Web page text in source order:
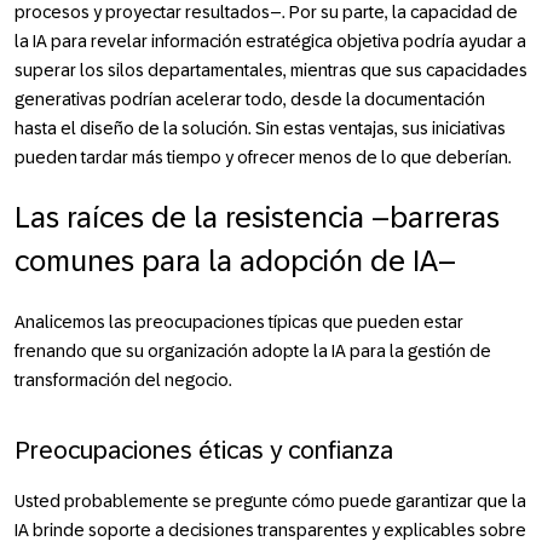
procesos y proyectar resultados–. Por su parte, la capacidad de
la IA para revelar información estratégica objetiva podría ayudar a
superar los silos departamentales, mientras que sus capacidades
generativas podrían acelerar todo, desde la documentación
hasta el diseño de la solución. Sin estas ventajas, sus iniciativas
pueden tardar más tiempo y ofrecer menos de lo que deberían.
Las raíces de la resistencia –barreras
comunes para la adopción de IA–
Analicemos las preocupaciones típicas que pueden estar
frenando que su organización adopte la IA para la gestión de
transformación del negocio.
Preocupaciones éticas y confianza
Usted probablemente se pregunte cómo puede garantizar que la
IA brinde soporte a decisiones transparentes y explicables sobre